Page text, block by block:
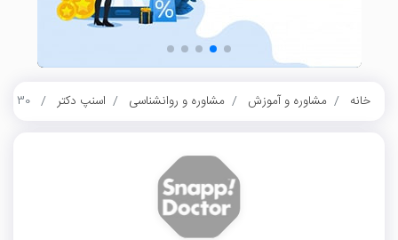
خانه مشاوره و آموزش مشاوره و روانشناسی اسنپ دکتر